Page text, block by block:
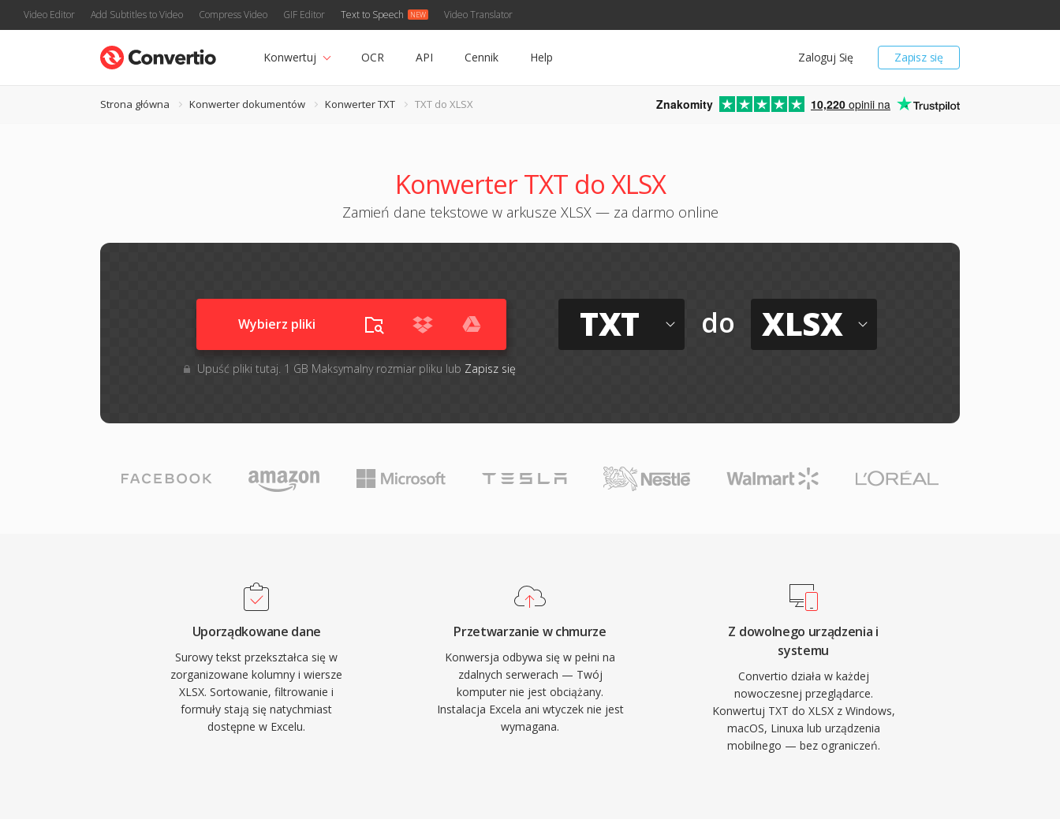
Video Editor Add Subtitles to Video Compress Video GIF Editor Text to Speech Video Translator
Zapisz się
Zaloguj Się
Konwertuj OCR API Cennik Help
Strona główna Konwerter dokumentów Konwerter TXT TXT do XLSX Znakomity 10,220 opinii na
Konwerter TXT do XLSX
Zamień dane tekstowe w arkusze XLSX — za darmo online
Wybierz pliki
Upuść pliki tutaj. 1 GB Maksymalny rozmiar pliku lub Zapisz się
TXT do XLSX
Uporządkowane dane
Surowy tekst przekształca się w
zorganizowane kolumny i wiersze
XLSX. Sortowanie, filtrowanie i
formuły stają się natychmiast
dostępne w Excelu.
Przetwarzanie w chmurze
Konwersja odbywa się w pełni na
zdalnych serwerach — Twój
komputer nie jest obciążany.
Instalacja Excela ani wtyczek nie jest
wymagana.
Z dowolnego urządzenia i
systemu
Convertio działa w każdej
nowoczesnej przeglądarce.
Konwertuj TXT do XLSX z Windows,
macOS, Linuxa lub urządzenia
mobilnego — bez ograniczeń.